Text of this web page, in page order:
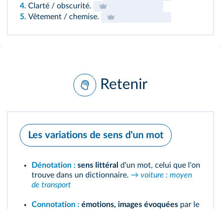
4. Clarté / obscurité.
5. Vêtement / chemise.
Retenir
Les variations de sens d'un mot
Dénotation : sens littéral d'un mot, celui que l'on
trouve dans un dictionnaire. → voiture : moyen
de transport
Connotation : émotions, images évoquées par le